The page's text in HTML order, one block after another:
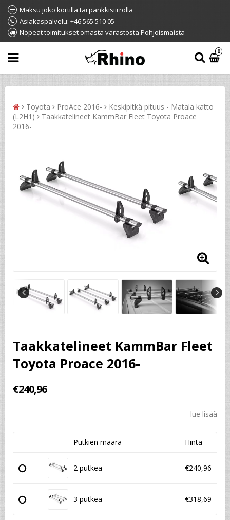
Maksu joko kortilla tai pankkisiirrolla
Asiakaspalvelu: +46 565 510 05
Nopeat toimitukset omasta varastosta Pohjoismaista
0
Toyota ProAce 2016-
Keskipitkä pituus - Matala katto
(L2H1)
Taakkatelineet KammBar Fleet Toyota Proace
2016-
Taakkatelineet KammBar Fleet
Toyota Proace 2016-
€240,96
lue lisää
Putkien määrä Hinta
2 putkea €240,96
3 putkea €318,69